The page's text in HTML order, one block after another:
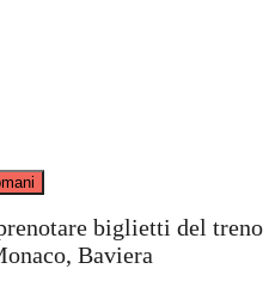
biglietti del treno
Baviera